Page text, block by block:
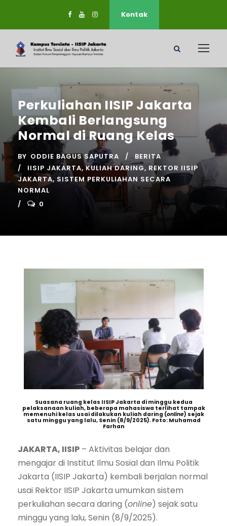
Kontak
Perkuliahan IISIP Jakarta
Kembali Berlangsung
Normal di Ruang Kelas
BY ODDIE BAGUS SAPUTRA
BERITA
IISIP JAKARTA, KULIAH DARING, REKTOR IISIP
JAKARTA, SISTEM PERKULIAHAN SECARA
NORMAL
0
Suasana ruang kelas IISIP Jakarta di minggu kedua
pelaksanaan kuliah, beberapa mahasiswa terlihat tampak
memenuhi kelas usai dilakukan kuliah daring (online) sejak
satu minggu yang lalu, Senin (8/9/2025). Foto: Muhamad
Farhan
JAKARTA, IISIP – Aktivitas belajar dan
mengajar di Institut Ilmu Sosial dan Ilmu Politik
Jakarta (IISIP Jakarta) kembali berjalan normal
usai Rektor IISIP Jakarta umumkan sistem
perkuliahan secara daring (online) sejak satu
minggu yang lalu, Senin (8/9/2025).